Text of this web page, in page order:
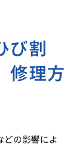
び割
修理方
どの影響によ